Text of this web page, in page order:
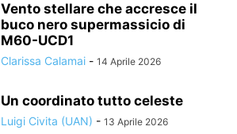
Vento stellare che accresce il
buco nero supermassicio di
M60-UCD1
Clarissa Calamai - 14 Aprile 2026
Un coordinato tutto celeste
Luigi Civita (UAN) - 13 Aprile 2026